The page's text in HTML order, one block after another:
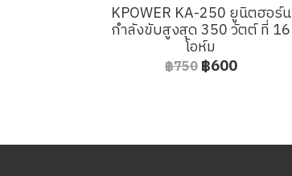
KPOWER KA-250 ยูนิตฮอร์น
กำลังขับสูงสุด 350 วัตต์ ที่ 16
โอห์ม
฿750฿600